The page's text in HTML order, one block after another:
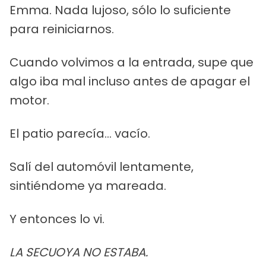
Emma. Nada lujoso, sólo lo suficiente
para reiniciarnos.
Cuando volvimos a la entrada, supe que
algo iba mal incluso antes de apagar el
motor.
El patio parecía... vacío.
Salí del automóvil lentamente,
sintiéndome ya mareada.
Y entonces lo vi.
LA SECUOYA NO ESTABA.